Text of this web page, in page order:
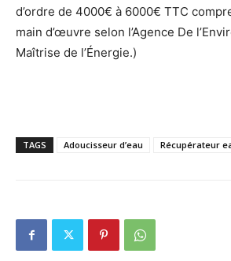
d’ordre de 4000€ à 6000€ TTC
main d’œuvre selon l’Agence De
Maîtrise de l’Énergie.)
TAGS Adoucisseur d’eau Récupérateur